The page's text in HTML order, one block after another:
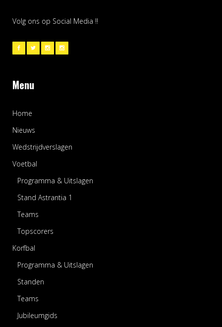
Volg ons op Social Media !!
Menu
Home
Nieuws
Wedstrijdverslagen
Voetbal
Programma & Uitslagen
Stand Astrantia 1
Teams
Topscorers
Korfbal
Programma & Uitslagen
Standen
Teams
Jubileumgids